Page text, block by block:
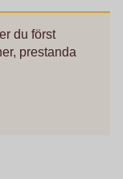
du först
prestanda